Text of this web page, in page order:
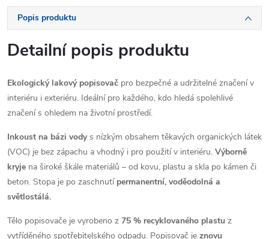
Popis produktu
Detailní popis produktu
Ekologický lakový popisovač pro bezpečné a udržitelné značení v
interiéru i exteriéru. Ideální pro každého, kdo hledá spolehlivé
značení s ohledem na životní prostředí.
Inkoust na bázi vodys nízkým obsahem těkavých organických látek
(VOC) je bez zápachu a vhodný i pro použití v interiéru. Výborně
kryje na široké škále materiálů – od kovu, plastu a skla po kámen či
beton. Stopa je po zaschnutí permanentní, voděodolná a
světlostálá.
Tělo popisovače je vyrobeno z 75 % recyklovaného plastu z
vytříděného spotřebitelského odpadu. Popisovač je znovu